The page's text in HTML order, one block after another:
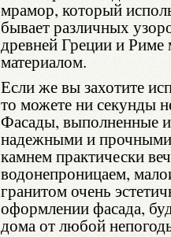
мрамор, который
бывает различных
древней Греции и
материалом.
Если же вы захотите
то можете ни секунды
Фасады, выполненные
надежными и
камнем практически
водонепроницаем,
гранитом очень
оформлении фасада,
дома от любой